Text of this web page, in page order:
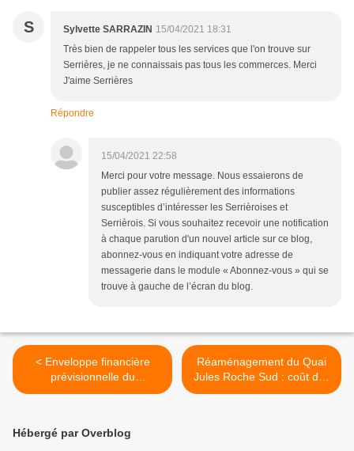
S Sylvette SARRAZIN 15/04/2021 18:31
Très bien de rappeler tous les services que l'on trouve sur
Serrières, je ne connaissais pas tous les commerces. Merci
J'aime Serrières
Répondre
15/04/2021 22:58
Merci pour votre message. Nous essaierons de
publier assez régulièrement des informations
susceptibles d’intéresser les Serrièroises et
Serrièrois. Si vous souhaitez recevoir une notification
à chaque parution d'un nouvel article sur ce blog,
abonnez-vous en indiquant votre adresse de
messagerie dans le module « Abonnez-vous » qui se
trouve à gauche de l’écran du blog.
< Enveloppe financière
prévisionnelle du
réaménagement du Quai
Réaménagement du Quai
Jules Roche Sud : coût des
trois bâtiments à usage
Hébergé par Overblog